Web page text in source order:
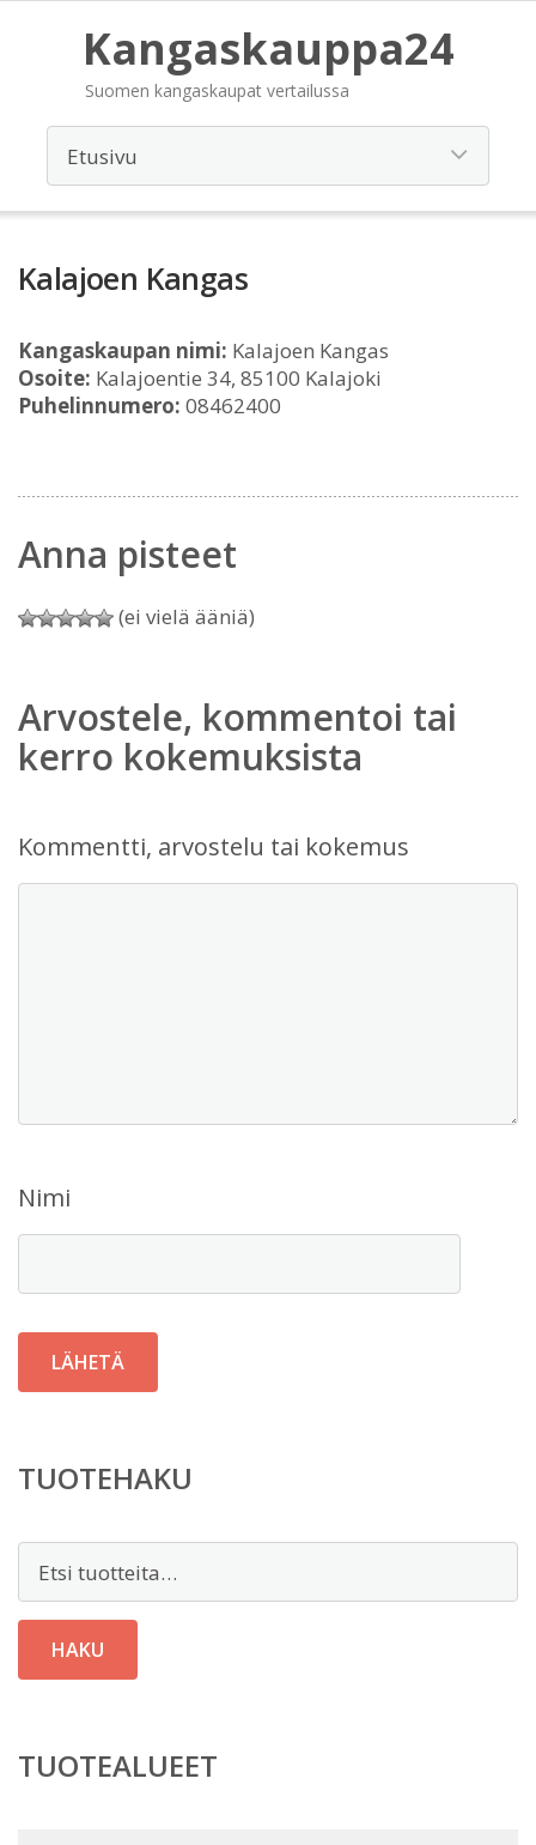
Kangaskauppa24
Suomen kangaskaupat vertailussa
Kalajoen Kangas
Kangaskaupan nimi: Kalajoen Kangas
Osoite: Kalajoentie 34, 85100 Kalajoki
Puhelinnumero: 08462400
Anna pisteet
(ei vielä ääniä)
Arvostele, kommentoi tai
kerro kokemuksista
Kommentti, arvostelu tai kokemus
Nimi
TUOTEHAKU
HAKU
TUOTEALUEET